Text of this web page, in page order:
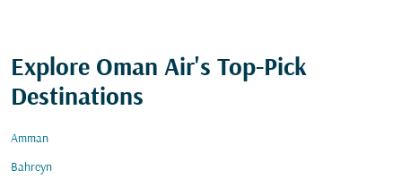
Explore Oman Air's Top-Pick
Destinations
Amman
Bahreyn